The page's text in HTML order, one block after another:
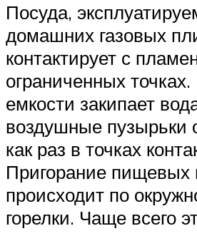
Посуда,
домашних газовых
контактирует с
ограниченных точках.
емкости закипает
воздушные пузырьки
как раз в точках
Пригорание пищевых
происходит по
горелки. Чаще всего